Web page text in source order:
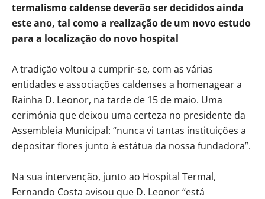
termalismo caldense deverão ser decididos ainda
este ano, tal como a realização de um novo estudo
para a localização do novo hospital
A tradição voltou a cumprir-se, com as várias
entidades e associações caldenses a homenagear a
Rainha D. Leonor, na tarde de 15 de maio. Uma
cerimónia que deixou uma certeza no presidente da
Assembleia Municipal: “nunca vi tantas instituições a
depositar flores junto à estátua da nossa fundadora”.
Na sua intervenção, junto ao Hospital Termal,
Fernando Costa avisou que D. Leonor “está